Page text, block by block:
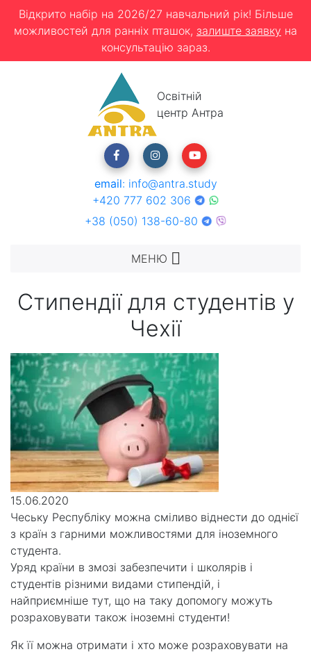
Відкрито набір на 2026/27 навчальний рік! Більше
можливостей для ранніх пташок, залиште заявку на
консультацію зараз.
Освітній
центр Антра
email: info@antra.study
+420 777 602 306
+38 (050) 138-60-80
МЕНЮ
Стипендії для студентів у
Чехії
15.06.2020
Чеську Республіку можна сміливо віднести до однієї
з країн з гарними можливостями для іноземного
студента.
Уряд країни в змозі забезпечити і школярів і
студентів різними видами стипендій, і
найприємніше тут, що на таку допомогу можуть
розраховувати також іноземні студенти!
Як її можна отримати і хто може розраховувати на